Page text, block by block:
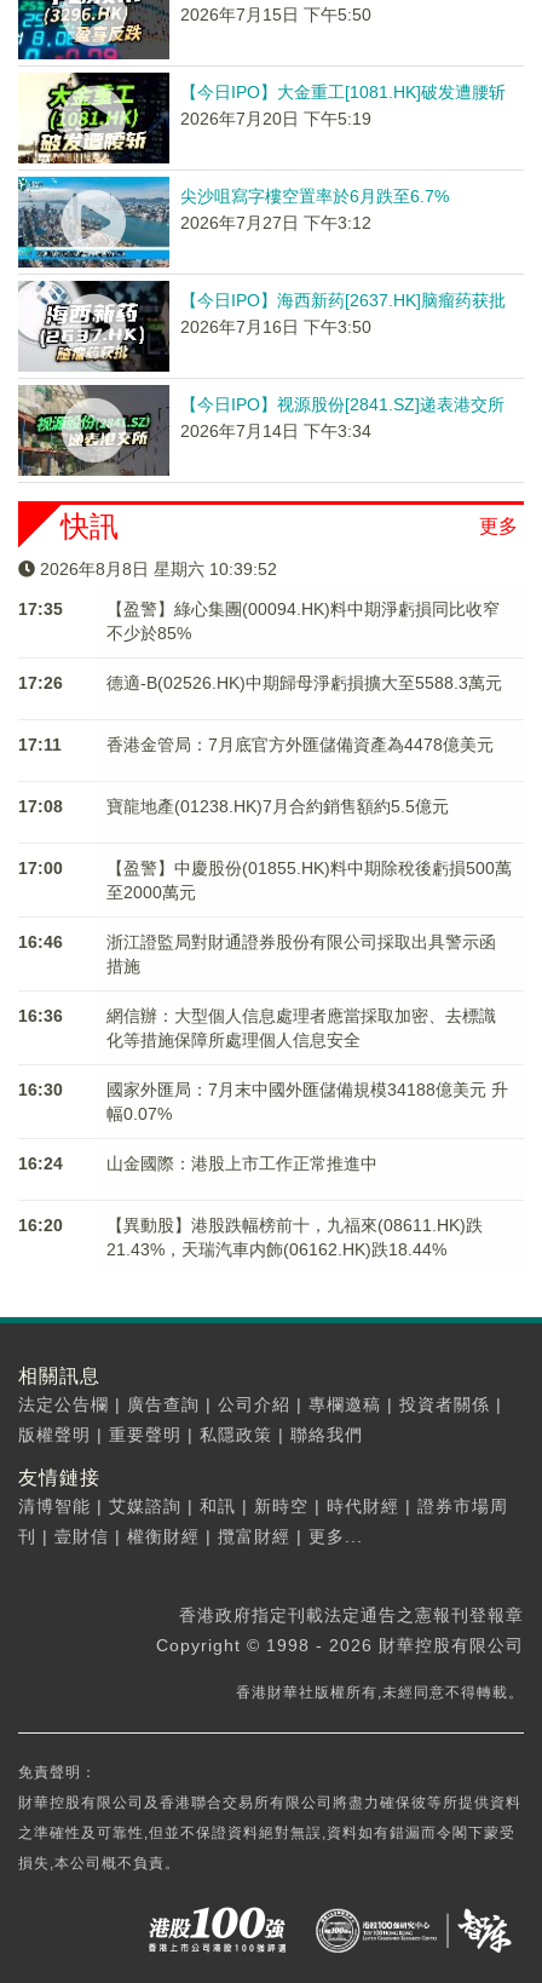
2026年7月15日 下午5:50
【今日IPO】大金重工[1081.HK]破发遭腰斩
2026年7月20日 下午5:19
尖沙咀寫字樓空置率於6月跌至6.7%
2026年7月27日 下午3:12
【今日IPO】海西新药[2637.HK]脑瘤药获批
2026年7月16日 下午3:50
【今日IPO】视源股份[2841.SZ]递表港交所
2026年7月14日 下午3:34
更多
快訊
2026年8月8日 星期六 10:39:52
17:35
【盈警】綠心集團(00094.HK)料中期淨虧損同比收窄
不少於85%
17:26 德適-B(02526.HK)中期歸母淨虧損擴大至5588.3萬元
17:11 香港金管局：7月底官方外匯儲備資產為4478億美元
17:08 寶龍地產(01238.HK)7月合約銷售額約5.5億元
17:00
【盈警】中慶股份(01855.HK)料中期除稅後虧損500萬
至2000萬元
16:46
浙江證監局對財通證券股份有限公司採取出具警示函
措施
16:36
網信辦：大型個人信息處理者應當採取加密、去標識
化等措施保障所處理個人信息安全
16:30
國家外匯局：7月末中國外匯儲備規模34188億美元 升
幅0.07%
16:24 山金國際：港股上市工作正常推進中
16:20
【異動股】港股跌幅榜前十，九福來(08611.HK)跌
21.43%，天瑞汽車内飾(06162.HK)跌18.44%
相關訊息
法定公告欄 | 廣告查詢 | 公司介紹 | 專欄邀稿 | 投資者關係 |
版權聲明 | 重要聲明 | 私隱政策 | 聯絡我們
友情鏈接
清博智能 | 艾媒諮詢 | 和訊 | 新時空 | 時代財經 | 證券市場周
刊
| 壹財信 | 權衡財經 | 攬富財經 | 更多...
香港政府指定刊載法定通告之憲報刊登報章
Copyright © 1998 - 2026 財華控股有限公司
香港財華社版權所有,未經同意不得轉載。
免責聲明：
財華控股有限公司及香港聯合交易所有限公司將盡力確保彼等所提供資料
之準確性及可靠性,但並不保證資料絕對無誤,資料如有錯漏而令閣下蒙受
損失,本公司概不負責。